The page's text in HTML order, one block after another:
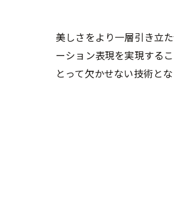
美しさをより一層引き立
ーション表現を実現する
とって欠かせない技術とな